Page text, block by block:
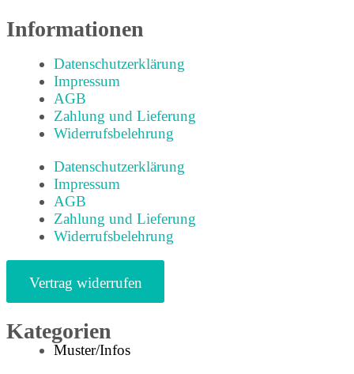
Informationen
Datenschutzerklärung
Impressum
AGB
Zahlung und Lieferung
Widerrufsbelehrung
Datenschutzerklärung
Impressum
AGB
Zahlung und Lieferung
Widerrufsbelehrung
Vertrag widerrufen
Kategorien
Muster/Infos